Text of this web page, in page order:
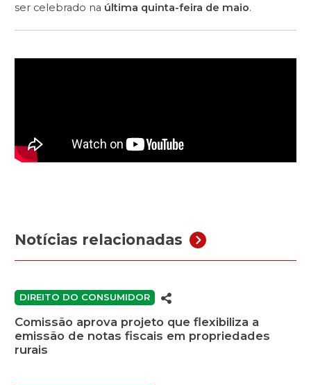
ser celebrado na última quinta-feira de maio.
Notícias relacionadas
DIREITO DO CONSUMIDOR
Comissão aprova projeto que flexibiliza a
emissão de notas fiscais em propriedades
rurais